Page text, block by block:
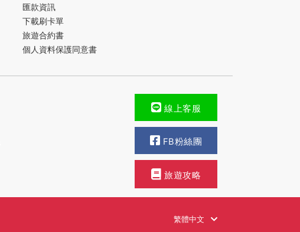
匯款資訊
下載刷卡單
旅遊合約書
個人資料保護同意書
線上客服
FB粉絲團
旅遊攻略
繁體中文